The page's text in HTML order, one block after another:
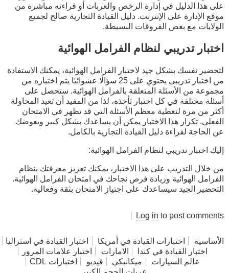
على هذا الدليل في إدارة الرخص والعربات أو قراءته مباشرة من
موقع الإدارة على الإنترنت. دليل القيادة التجارية صالح لجميع
الولايات مع بعض الفروقات البسيطة.
اختبار تدريبي لنظام الفرامل الهوائية
لتحضير نفسك بشكل جيد لاختبار الفرامل الهوائية، يمكنك الاستفادة
من اختبار تدريبي يحتوي على 25 سؤالًا عشوائيًا يتم اختياره من
مجموعة من الأسئلة المتعلقة بالفرامل الهوائية. ستحصل على
أسئلة مختلفة في كل اختبار تأخذه، لذا من المفيد أن تعيد المحاولة
أكثر من مرة لتغطية معظم الأسئلة التي قد تظهر في الامتحان
الفعلي. تكرار هذا الاختبار يمكن أن يساعدك بشكل كبير ويعوضك
عن الحاجة لقراءة دليل القيادة التجارية بالكامل.
إليك اختبار تدريبي لنظام الفرامل الهوائية:
من خلال التدريب على هذا الاختبار، يمكنك تعزيز معرفتك بنظام
الفرامل الهوائية وزيادة فرص نجاحك في امتحان الفرامل الهوائية.
التحضير الجيد سيساعدك على اجتياز الامتحان بثقة وفعالية.
Log in to post comments
الأساسية اختبارات القيادة في أمريكا
اختبار القيادة في استراليا
اختبار القيادة في كندا
الامارات
اختبار علامات المرور
عالم السيارات
ميكانيكي فيديو
اختبارات CDL